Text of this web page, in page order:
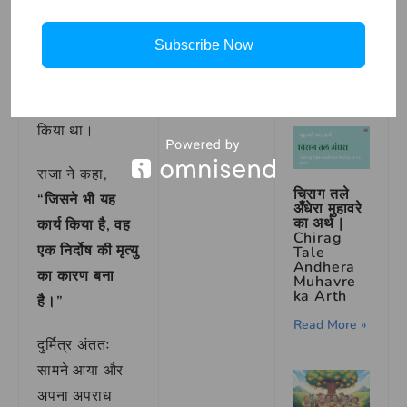
बताई कि उसके
किया था।
राजा ने कहा,
“जिसने भी यह
कार्य किया है, वह
एक निर्दोष की मृत्यु
का कारण बना
है।”
दुर्मित्र अंततः
सामने आया और
अपना अपराध
लकड़हारा की
चिराग तले
अँधेरा मुहावरे
का अर्थ |
Chirag
Tale
Andhera
Muhavre
ka Arth
Read More »
Subscribe Now